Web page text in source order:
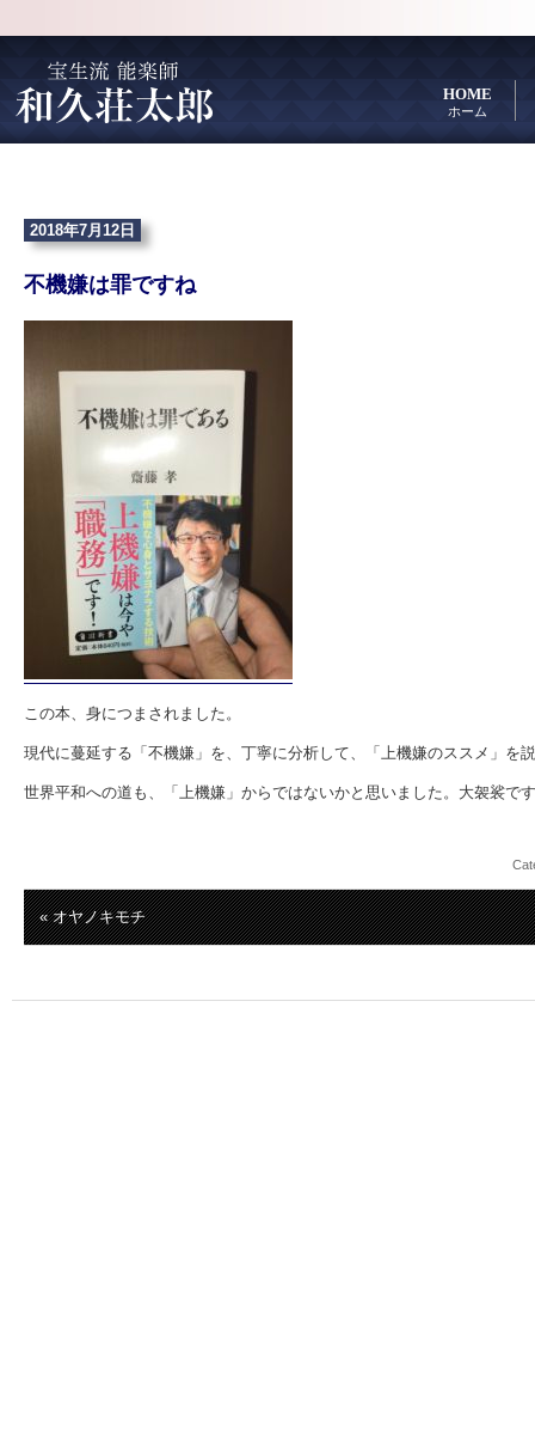
HOME
ホーム
2018年7月12日
不機嫌は罪ですね
この本、身につまされました。
現代に蔓延する「不機嫌」を、丁寧に分析して、「上機嫌のススメ」を
世界平和への道も、「上機嫌」からではないかと思いました。大袈裟で
« オヤノキモチ